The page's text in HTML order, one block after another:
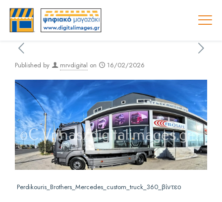
Published by mrvdigital on 16/02/2026
Perdikouris_Brothers_Mercedes_custom_truck_360_βίντεο